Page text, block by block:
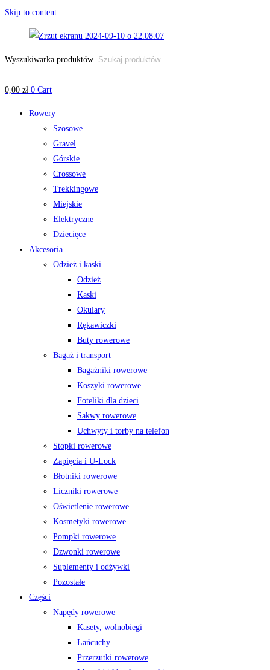
Skip to content
Wyszukiwarka produktów
0,00 zł 0 Cart
Rowery
Szosowe
Gravel
Górskie
Crossowe
Trekkingowe
Miejskie
Elektryczne
Dziecięce
Akcesoria
Odzież i kaski
Odzież
Kaski
Okulary
Rękawiczki
Buty rowerowe
Bagaż i transport
Bagażniki rowerowe
Koszyki rowerowe
Foteliki dla dzieci
Sakwy rowerowe
Uchwyty i torby na telefon
Stopki rowerowe
Zapięcia i U-Lock
Błotniki rowerowe
Liczniki rowerowe
Oświetlenie rowerowe
Kosmetyki rowerowe
Pompki rowerowe
Dzwonki rowerowe
Suplementy i odżywki
Pozostałe
Części
Napędy rowerowe
Kasety, wolnobiegi
Łańcuchy
Przerzutki rowerowe